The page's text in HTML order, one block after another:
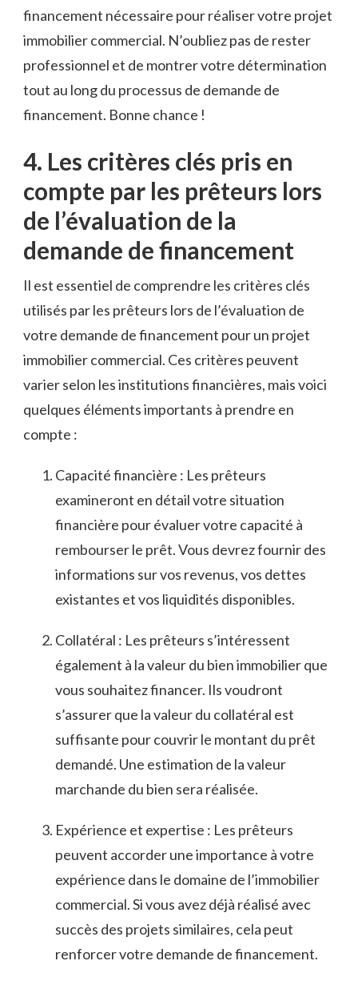
financement nécessaire pour réaliser votre​ projet
immobilier commercial. N’oubliez pas de rester⁣
professionnel ‍et‌ de ‌montrer votre⁣ détermination
tout au long du processus de demande de
financement. Bonne ‌chance !
4. Les critères clés pris en
compte par​ les prêteurs lors
de l’évaluation de la
demande de financement
Il est essentiel de comprendre les critères clés
utilisés ‍par⁢ les prêteurs lors de l’évaluation de
votre ⁣demande de financement pour un projet
immobilier commercial. ⁢Ces critères peuvent
varier selon les ​institutions financières, mais voici
quelques éléments importants à​ prendre ​en
compte ⁤:
Capacité ⁤financière : Les prêteurs‌
examineront en détail ‍votre situation
financière ⁤pour évaluer votre capacité à
⁢rembourser le prêt. Vous devrez​ fournir des
informations sur⁣ vos ‌revenus,‍ vos⁢ dettes
existantes⁣ et vos‌ liquidités disponibles.
Collatéral : Les ​prêteurs ⁤s’intéressent⁤
également à la valeur​ du bien immobilier que
vous souhaitez financer. Ils‌ voudront
s’assurer ​que ⁢la⁣ valeur du collatéral est
suffisante pour couvrir le⁤ montant du prêt
demandé.⁢ Une estimation ⁢de la valeur
marchande du‌ bien sera‌ réalisée.
Expérience et expertise :​ Les prêteurs​
peuvent accorder ‌une importance à votre
expérience dans le domaine de​ l’immobilier
commercial. Si vous avez ⁣déjà réalisé ​avec‍
succès ⁣des​ projets​ similaires,⁢ cela peut​
renforcer votre‌ demande de financement.